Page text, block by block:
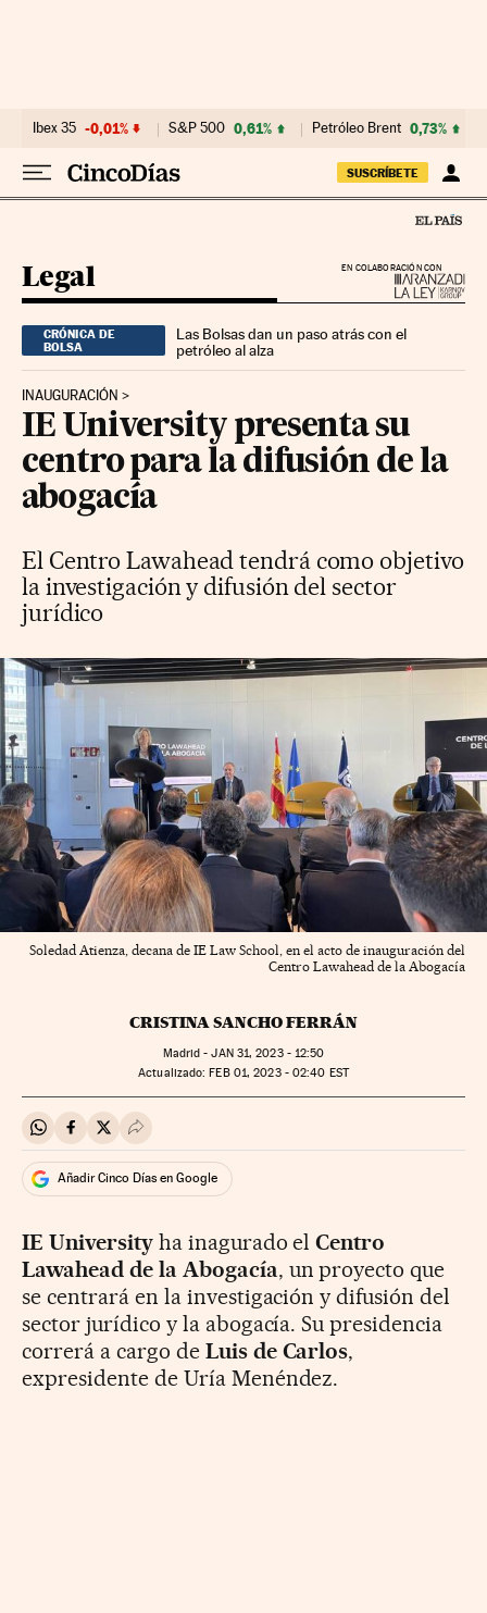
Ibex 35 -0,01% S&P 500 0,61% Petróleo Brent 0,73%
SUSCRÍBETE
EN COLABORACIÓN CON
Legal
CRÓNICA DE
BOLSA
Las Bolsas dan un paso atrás con el
petróleo al alza
INAUGURACIÓN
IE University presenta su
centro para la difusión de la
abogacía
El Centro Lawahead tendrá como objetivo
la investigación y difusión del sector
jurídico
Soledad Atienza, decana de IE Law School, en el acto de inauguración del
Centro Lawahead de la Abogacía
CRISTINA SANCHO FERRÁN
Madrid -JAN31, 2023 - 12:50
actualizado: FEB01, 2023 - 02:40 EST
Compartir en Whatsapp
Compartir en Facebook
Compartir en Twitter
Desplegar Redes Sociales
Añadir Cinco Días en Google
IE Universityha inagurado elCentro
Lawahead de la Abogacía, un proyecto que
se centrará en la investigación y difusión del
sector jurídico y la abogacía. Su presidencia
correrá a cargo deLuis de Carlos,
expresidente de Uría Menéndez.